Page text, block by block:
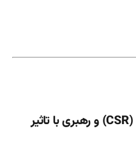
مسئولیت اجتماعی سازمانی (CSR) و رهبری با تاثیر